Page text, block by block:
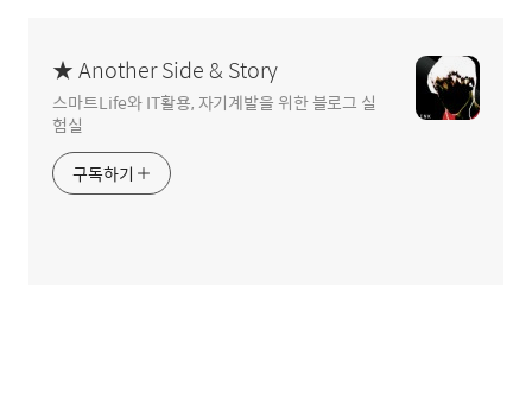
★ Another Side & Story
스마트Life와 IT활용, 자기계발을 위한 블로그 실
험실
구독하기